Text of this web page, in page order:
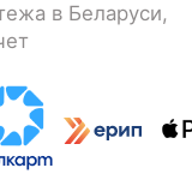
в Беларуси,